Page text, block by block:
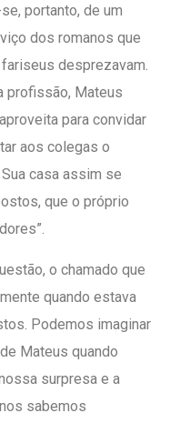
portanto, de um
dos romanos que
desprezavam.
profissão, Mateus
para convidar
aos colegas o
casa assim se
que o próprio
o chamado que
quando estava
Podemos imaginar
Mateus quando
surpresa e a
sabemos